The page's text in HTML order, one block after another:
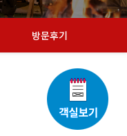
방문후기